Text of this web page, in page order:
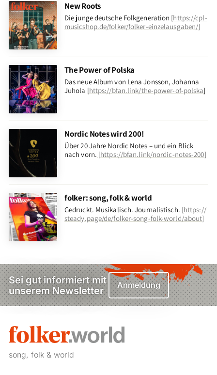
New Roots
Die junge deutsche Folkgeneration [https://cpl-
musicshop.de/folker/folker-einzelausgaben/]
The Power of Polska
Das neue Album von Lena Jonsson, Johanna
Juhola [https://bfan.link/the-power-of-polska]
Nordic Notes wird 200!
Über 20 Jahre Nordic Notes – und ein Blick
nach vorn. [https://bfan.link/nordic-notes-200]
folker: song, folk & world
Gedruckt. Musikalisch. Journalistisch. [https://
steady.page/de/folker-song-folk-world/about]
Sei gut informiert mit
unserem Newsletter
Anmeldung
song, folk & world